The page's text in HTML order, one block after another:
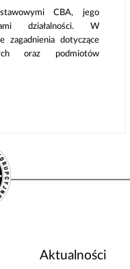
CBA, jego
działalności. W
zagadnienia dotyczące
oraz podmiotów
Aktualności